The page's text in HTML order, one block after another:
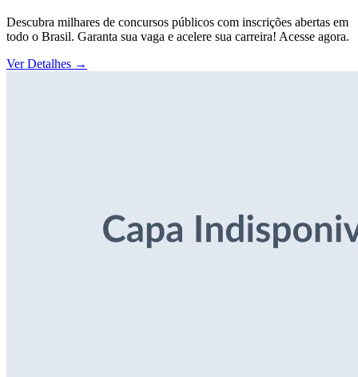
Descubra milhares de concursos públicos com inscrições abertas em
todo o Brasil. Garanta sua vaga e acelere sua carreira! Acesse agora.
Ver Detalhes →